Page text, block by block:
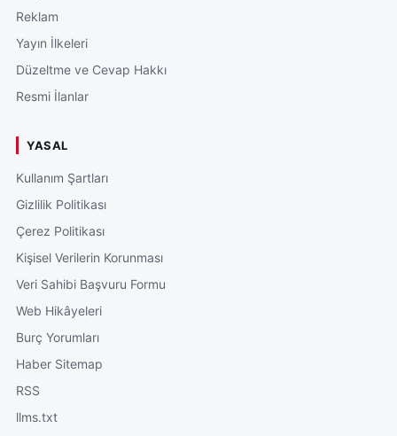
Reklam
Yayın İlkeleri
Düzeltme ve Cevap Hakkı
Resmi İlanlar
YASAL
Kullanım Şartları
Gizlilik Politikası
Çerez Politikası
Kişisel Verilerin Korunması
Veri Sahibi Başvuru Formu
Web Hikâyeleri
Burç Yorumları
Haber Sitemap
RSS
llms.txt